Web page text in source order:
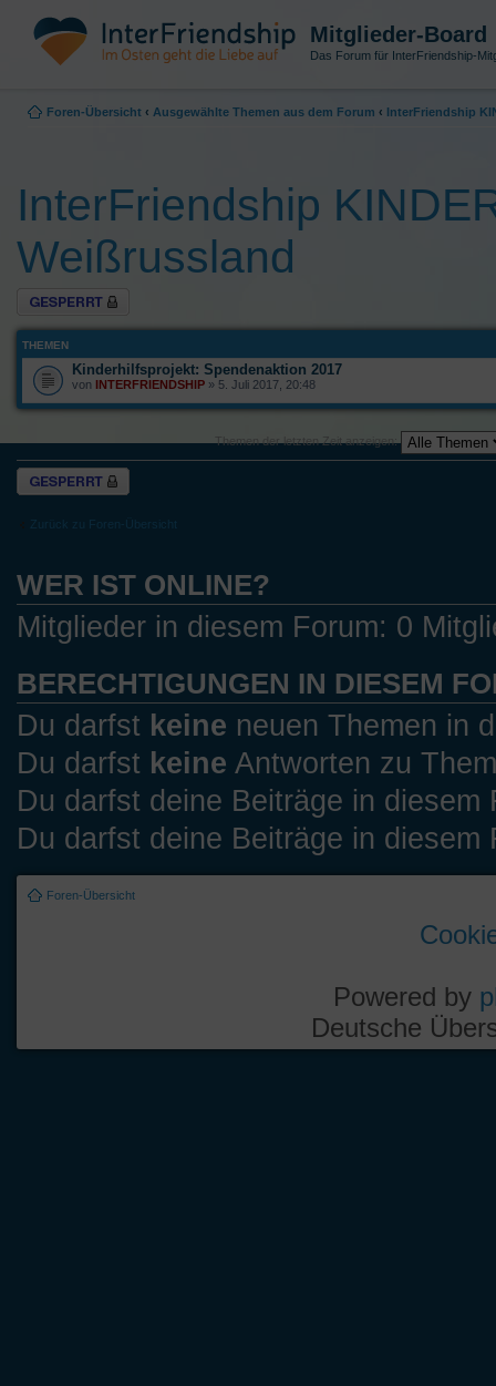
Mitglieder-Board
Das Forum für InterFriendship-
Foren-Übersicht ‹ Ausgewählte Themen aus dem Forum ‹ InterFriendship
InterFriendship
Weißrussland
Forum gesperrt
THEMEN
Kinderhilfsprojekt: Spendenaktion 2017
von INTERFRIENDSHIP » 5. Juli 2017, 20:48
Themen der letzten Zeit anzeigen:
Forum gesperrt
Zurück zu Foren-Übersicht
WER IST ONLINE?
Mitglieder in diesem Forum: 0
BERECHTIGUNGEN IN DIESEM
Du darfst keine neuen Themen in
Du darfst keine Antworten zu
Du darfst deine Beiträge in diesem
Du darfst deine Beiträge in diesem
Foren-Übersicht
Powered by
Deutsche